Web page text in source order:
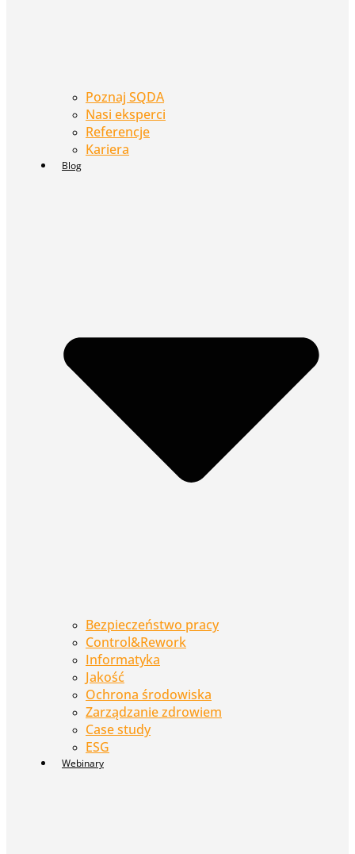
Poznaj SQDA
Nasi eksperci
Referencje
Kariera
Blog
Bezpieczeństwo pracy
Control&Rework
Informatyka
Jakość
Ochrona środowiska
Zarządzanie zdrowiem
Case study
ESG
Webinary